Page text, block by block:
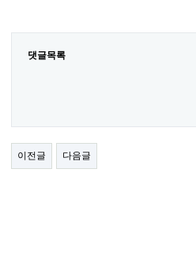
댓글목록
이전글 다음글